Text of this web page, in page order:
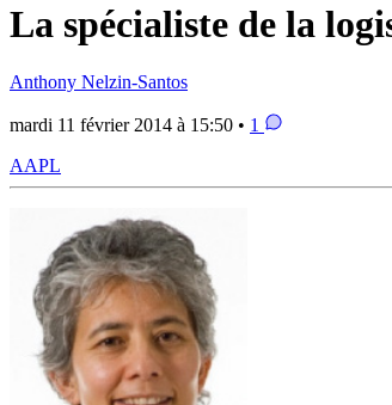
La spécialiste de la
Anthony Nelzin-Santos
mardi 11 février 2014 à 15:50 • 1
AAPL